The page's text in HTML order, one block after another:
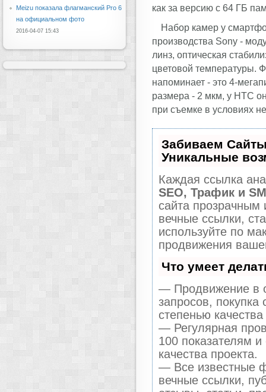
как за версию с 64 ГБ
Набор камер у
производства Sony -
линз, оптическая
цветовой температуры.
напоминает - это 4-
размера - 2 мкм, у HTC
при съемке в условиях
Забиваем
Уникальные
Каждая ссылка
SEO, Трафик и
сайта
вечные ссылки,
используйте по
продвижения
Что умеет
— Продвижение в
запросов,
степенью
— Регулярная
100 показателям
качества проекта.
— Все известные
вечные ссылки,
Meizu показала флагманский Pro 6
на официальном фото
2016-04-07 15:43